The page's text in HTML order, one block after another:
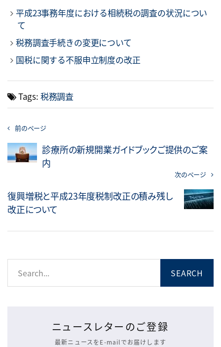
平成23事務年度における相続税の調査の状況につい
て
税務調査手続きの変更について
国税に関する不服申立制度の改正
Tags: 税務調査
前のページ
診療所の新規開業ガイドブックご提供のご案
内
次のページ
復興増税と平成23年度税制改正の積み残し
改正について
ニュースレターのご登録
最新ニュースをE-mailでお届けします